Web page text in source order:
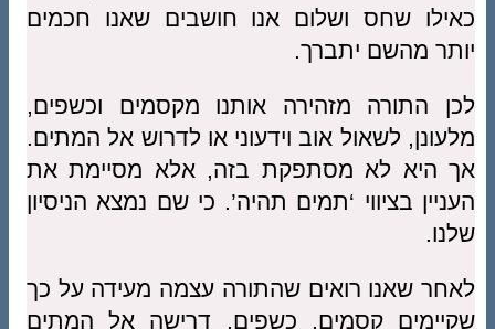
כאילו שחס ושלום אנו חושבים שאנו חכמים
יותר מהשם יתברך.
לכן התורה מזהירה אותנו מקסמים וכשפים,
מלעונן, לשאול אוב וידעוני או לדרוש אל המתים.
אך היא לא מסתפקת בזה, אלא מסיימת את
העניין בציווי ‘תמים תהיה’. כי שם נמצא הניסיון
שלנו.
לאחר שאנו רואים שהתורה עצמה מעידה על כך
שקיימים קסמים, כשפים, דרישה אל המתים